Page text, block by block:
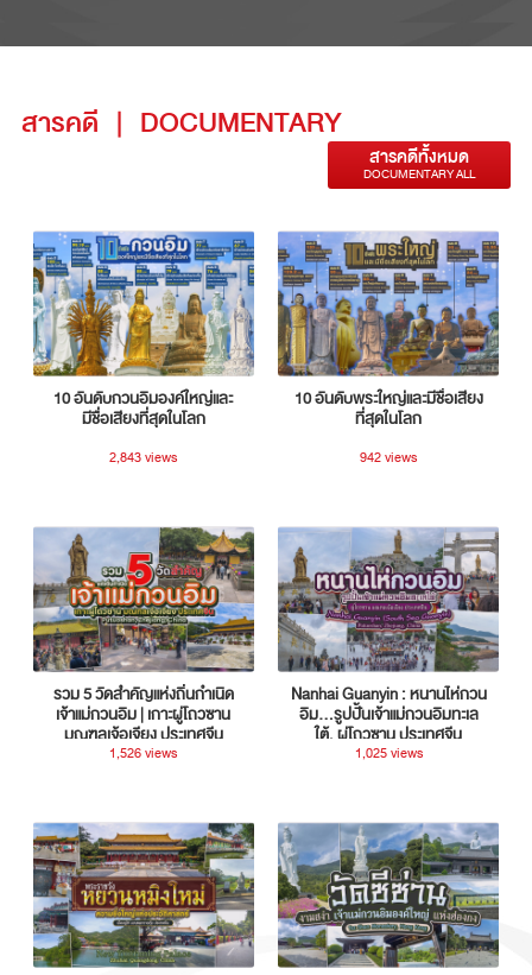
สารคดี | DOCUMENTARY
สารคดีทั้งหมด
DOCUMENTARY ALL
10 อันดับกวนอิมองค์ใหญ่และ
มีชื่อเสียงที่สุดในโลก
2,843 views
10 อันดับพระใหญ่และมีชื่อเสียง
ที่สุดในโลก
942 views
รวม 5 วัดสำคัญแห่งถิ่นกำเนิด
เจ้าแม่กวนอิม | เกาะผู่โถวซาน
มณฑลเจ้อเจียง ประเทศจีน
1,526 views
Nanhai Guanyin : หนานไห่กวน
อิม...รูปปั้นเจ้าแม่กวนอิมทะเล
ใต้, ผู่โถวซาน ประเทศจีน
1,025 views